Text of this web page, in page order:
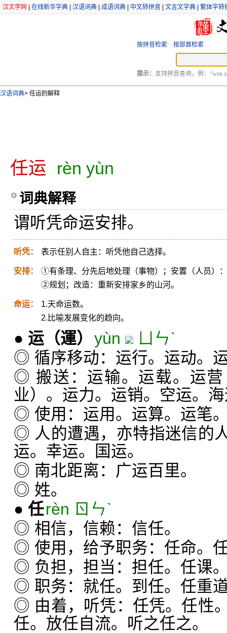
汉文学网 在线新华字典 汉语词典 成语词典 中文转拼音 文言文字典 繁体字转
按拼音检索 按部首检索
提示： 支持拼音查询，例：“wen
汉语词典> 任运的解释
任运 rèn yùn
词典解释
谓听凭命运安排。
听凭： 表示任别人自主：听凭他自己选择。
安排：
①有条理、分先后地处理（事物）；安置（人员）
②规划；改造：重新安排家乡的山河。
命运：
1.天命运数。
2.比喻发展变化的趋向。
● 运 （運） yùn
ㄩㄣˋ
◎ 循序移动：运行。运动。
◎ 搬送：运输。运载。运
业）。运力。运销。空运。
◎ 使用：运用。运算。运笔
◎ 人的遭遇，亦特指迷信的
运。幸运。国运。
◎ 南北距离：广运百里。
◎ 姓。
● 任rèn ㄖㄣˋ
◎ 相信，信赖：信任。
◎ 使用，给予职务：任命。
◎ 负担，担当：担任。任课
◎ 职务：就任。到任。任重
◎ 由着，听凭：任凭。任性
任。放任自流。听之任之。